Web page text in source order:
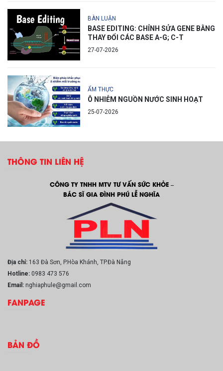
BÀN LUẬN
BASE EDITING: CHỈNH SỬA GENE BẰNG
THAY ĐỔI CÁC BASE A-G; C-T
27-07-2026
ẨM THỰC
Ô NHIỄM NGUỒN NƯỚC SINH HOẠT
25-07-2026
THÔNG TIN LIÊN HỆ
CÔNG TY TNHH MTV TƯ VẤN SỨC KHỎE –
BÁC SĨ GIA ĐÌNH PHÚ LỄ NGHĨA
Địa chỉ: 163 Đà Sơn, P.Hòa Khánh, TP.Đà Nẵng
Hotline: 0983 473 576
Email: nghiaphule@gmail.com
FANPAGE
BẢN ĐỒ